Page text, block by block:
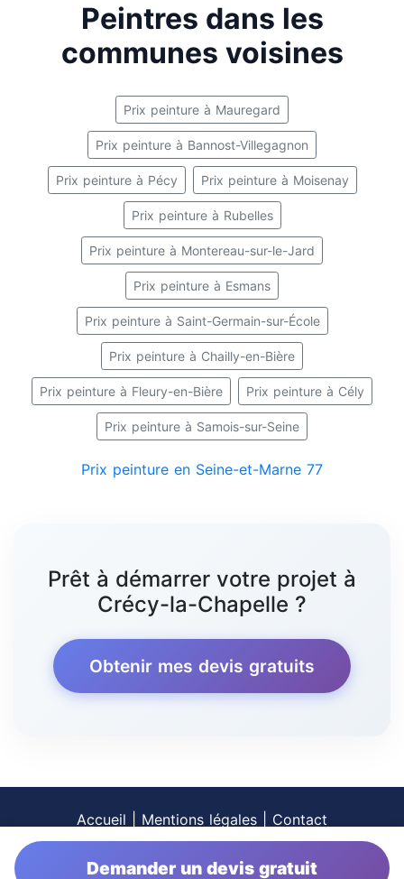
Peintres dans les
communes voisines
Prix peinture à Mauregard
Prix peinture à Bannost-Villegagnon
Prix peinture à Pécy Prix peinture à Moisenay
Prix peinture à Rubelles
Prix peinture à Montereau-sur-le-Jard
Prix peinture à Esmans
Prix peinture à Saint-Germain-sur-École
Prix peinture à Chailly-en-Bière
Prix peinture à Fleury-en-Bière Prix peinture à Cély
Prix peinture à Samois-sur-Seine
Prix peinture en Seine-et-Marne 77
Prêt à démarrer votre projet à
Crécy-la-Chapelle ?
Obtenir mes devis gratuits
Demander un devis gratuit
Accueil Mentions légales Contact